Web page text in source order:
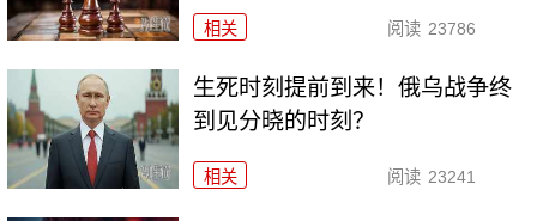
相关 阅读 23786
生死时刻提前到来！俄乌战争终
到见分晓的时刻？
相关 阅读 23241